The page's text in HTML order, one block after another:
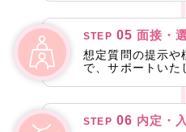
STEP 05 面接・
想定質問の提示や
で、サポートいた
STEP 06 内定・